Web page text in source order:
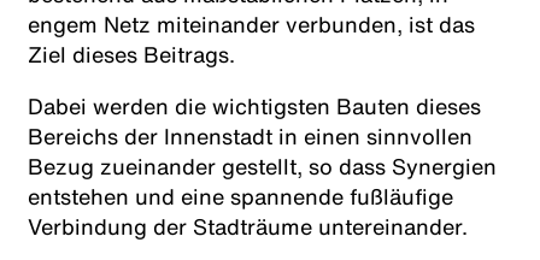
engem Netz miteinander verbunden, ist das
Ziel dieses Beitrags.
Dabei werden die wichtigsten Bauten dieses
Bereichs der Innenstadt in einen sinnvollen
Bezug zueinander gestellt, so dass Synergien
entstehen und eine spannende fußläufige
Verbindung der Stadträume untereinander.